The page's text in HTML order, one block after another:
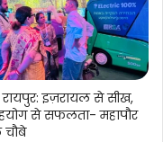
इज़रायल से सीख,
से सफलता- महापौर